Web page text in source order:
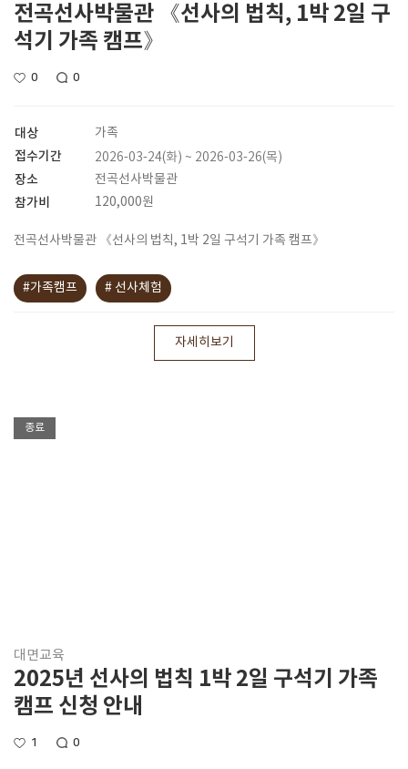
전곡선사박물관 《선사의 법칙, 1박 2일 구
석기 가족 캠프》
0 0
대상 가족
접수기간 2026-03-24(화) ~ 2026-03-26(목)
장소 전곡선사박물관
참가비 120,000원
전곡선사박물관 《선사의 법칙, 1박 2일 구석기 가족 캠프》
#가족캠프 # 선사체험
자세히보기
종료
대면교육
2025년 선사의 법칙 1박 2일 구석기 가족
캠프 신청 안내
1 0